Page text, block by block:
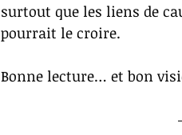
surtout que les liens de
pourrait le croire.
Bonne lecture… et bon